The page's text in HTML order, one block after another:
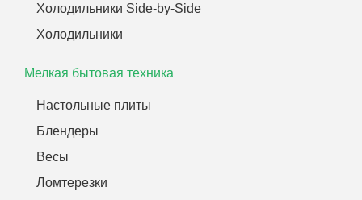
Холодильники Side-by-Side
Холодильники
Мелкая бытовая техника
Настольные плиты
Блендеры
Весы
Ломтерезки